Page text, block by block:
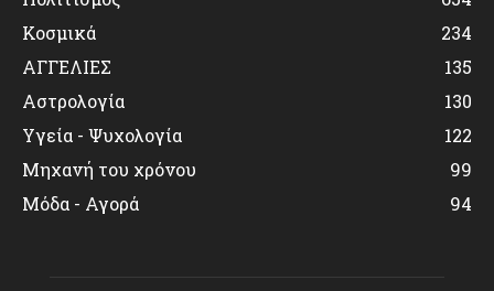
Κοσμικά
234
ΑΓΓΕΛΙΕΣ
135
Αστρολογία
130
Υγεία - Ψυχολογία
122
Μηχανή του χρόνου
99
Μόδα - Αγορά
94